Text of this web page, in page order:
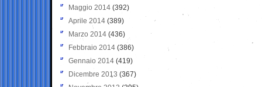
Maggio 2014 (392)
Aprile 2014 (389)
Marzo 2014 (436)
Febbraio 2014 (386)
Gennaio 2014 (419)
Dicembre 2013 (367)